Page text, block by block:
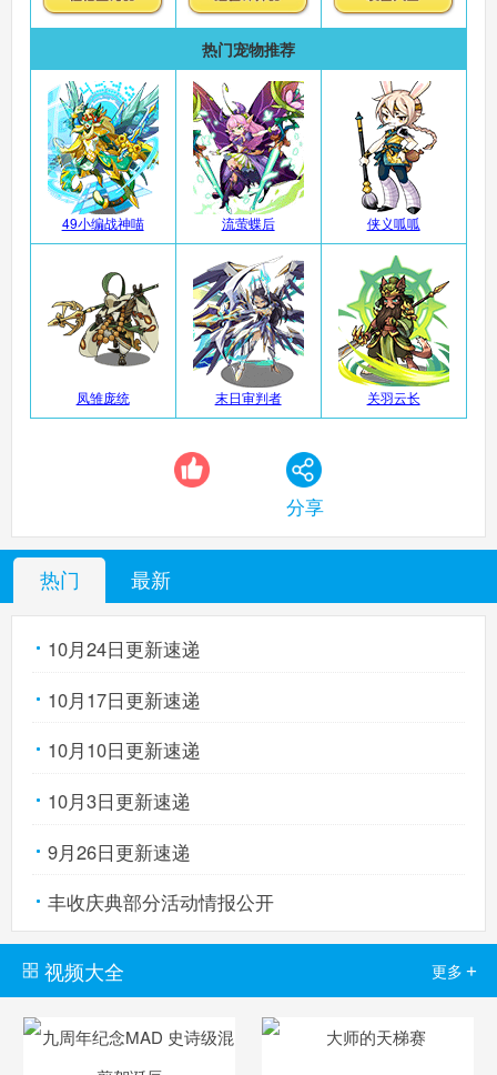
热门宠物推荐
49小编战神喵 流萤蝶后 侠义呱呱
凤雏庞统 末日审判者 关羽云长
分享
热门 最新
10月24日更新速递
10月17日更新速递
10月10日更新速递
10月3日更新速递
9月26日更新速递
丰收庆典部分活动情报公开
视频大全 更多 +